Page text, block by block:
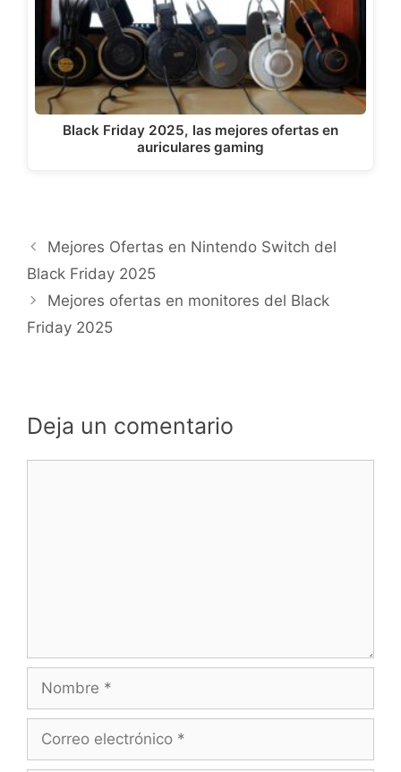
Black Friday 2025, las mejores ofertas en
auriculares gaming
Mejores Ofertas en Nintendo Switch del
Black Friday 2025
Mejores ofertas en monitores del Black
Friday 2025
Deja un comentario
electrónico